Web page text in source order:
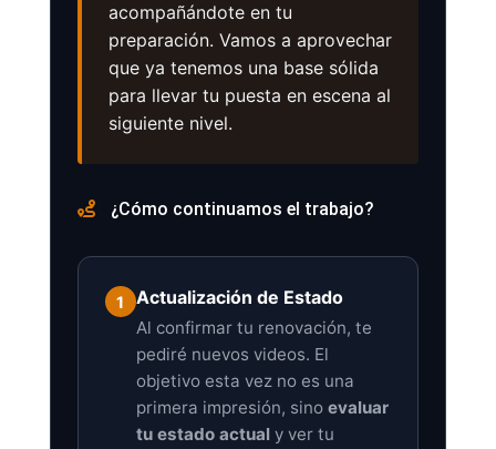
acompañándote en tu
preparación. Vamos a aprovechar
que ya tenemos una base sólida
para llevar tu puesta en escena al
siguiente nivel.
¿Cómo continuamos el trabajo?
1 Actualización de Estado
Al confirmar tu renovación, te
pediré nuevos videos. El
objetivo esta vez no es una
primera impresión, sino evaluar
tu estado actualy ver tu